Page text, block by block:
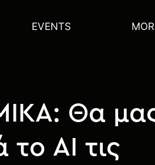
EVENTS
Θα
το ΑΙ τις